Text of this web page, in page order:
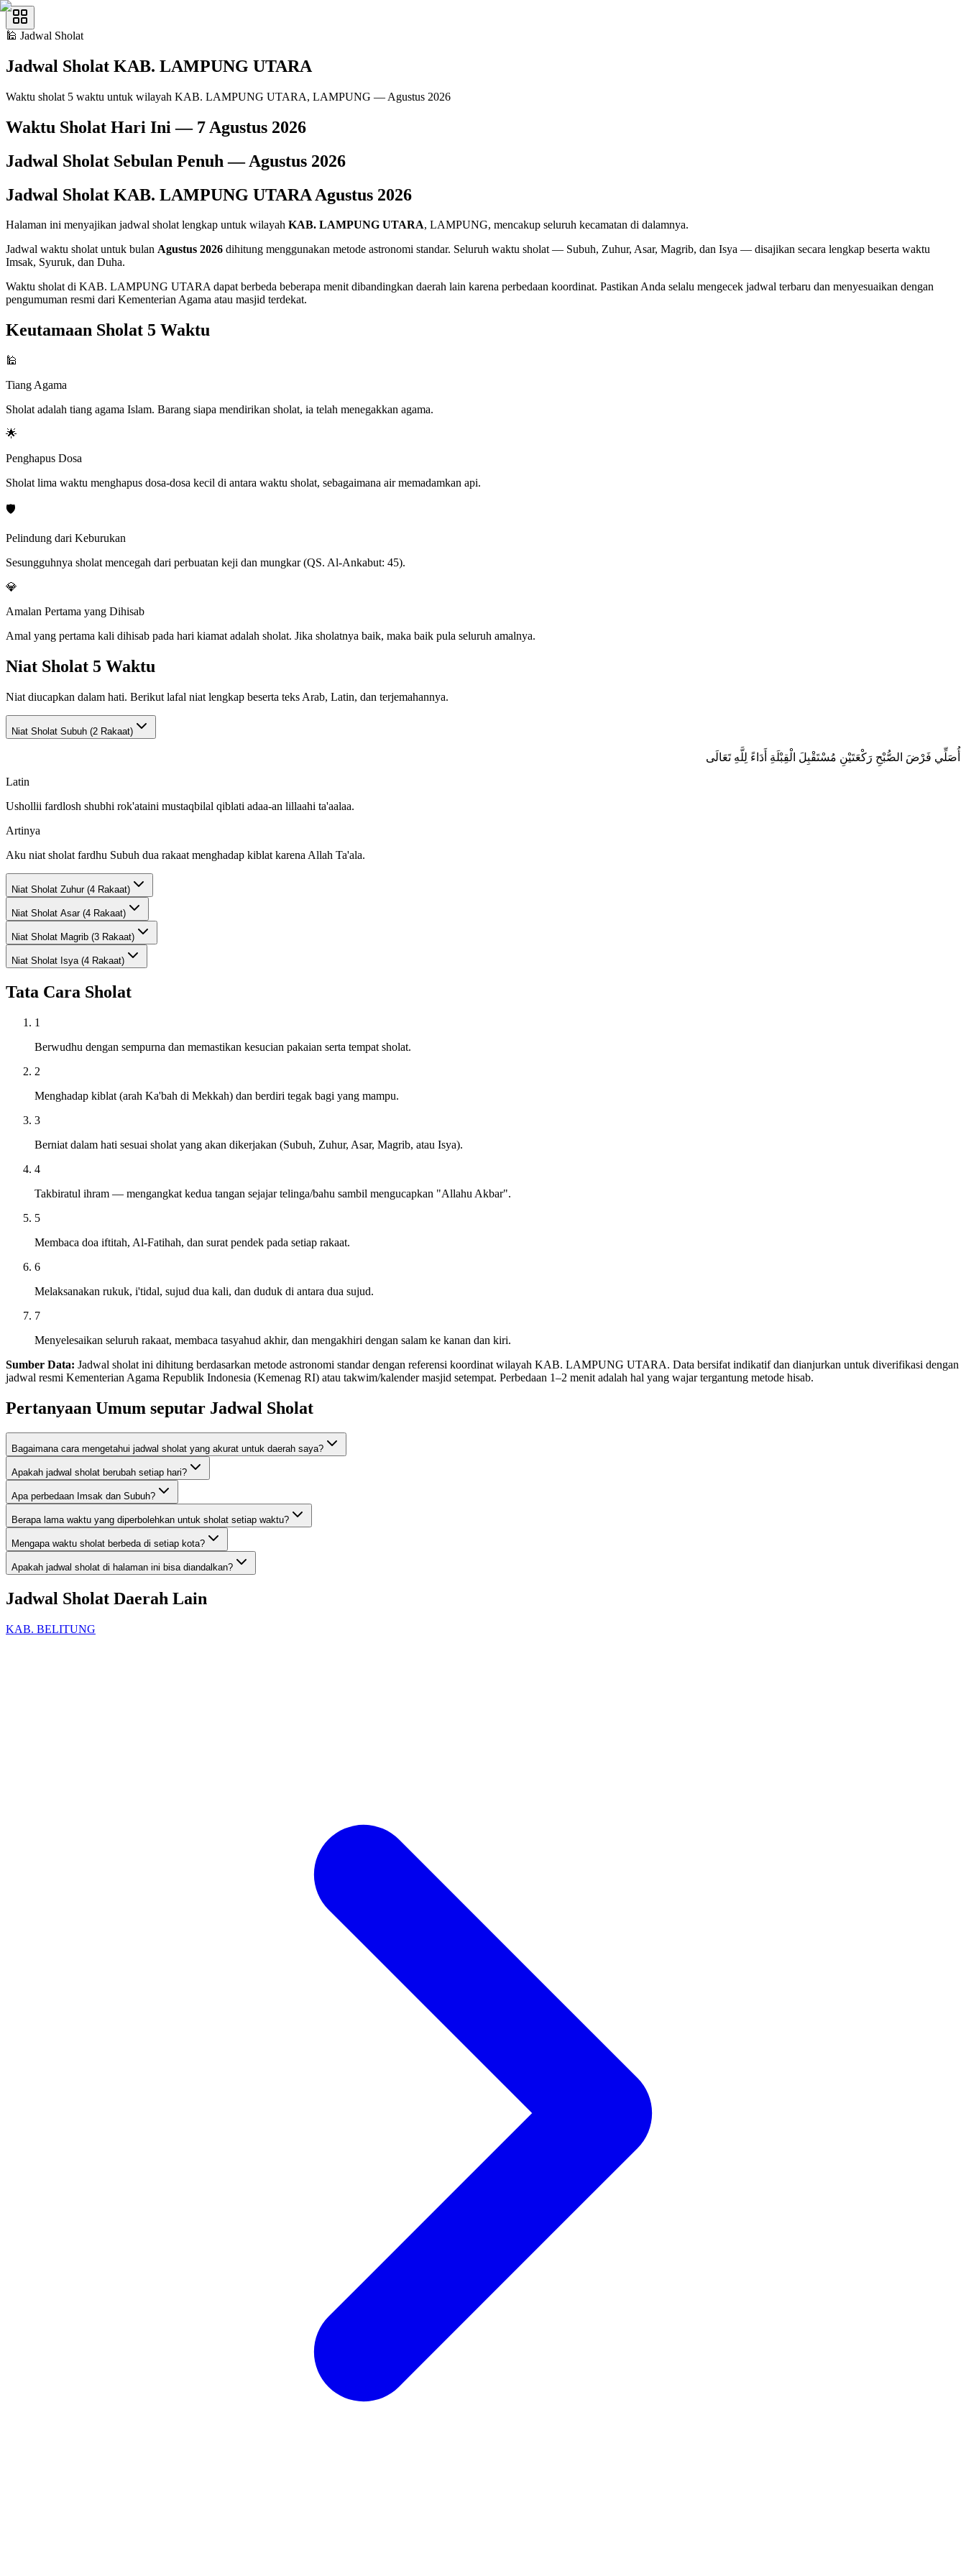
🕌 Jadwal Sholat
Jadwal Sholat KAB. LAMPUNG UTARA
Waktu sholat 5 waktu untuk wilayah KAB. LAMPUNG UTARA, LAMPUNG — Agustus 2026
Waktu Sholat Hari Ini — 7 Agustus 2026
Jadwal Sholat Sebulan Penuh — Agustus 2026
Jadwal Sholat KAB. LAMPUNG UTARA Agustus 2026
Halaman ini menyajikan jadwal sholat lengkap untuk wilayah KAB. LAMPUNG UTARA, LAMPUNG, mencakup seluruh kecamatan di dalamnya.
Jadwal waktu sholat untuk bulan Agustus 2026 dihitung menggunakan metode astronomi standar. Seluruh waktu sholat — Subuh, Zuhur, Asar, Magrib, dan Isya — disajikan secara lengkap beserta waktu
Imsak, Syuruk, dan Duha.
Waktu sholat di KAB. LAMPUNG UTARA dapat berbeda beberapa menit dibandingkan daerah lain karena perbedaan koordinat. Pastikan Anda selalu mengecek jadwal terbaru dan menyesuaikan dengan
pengumuman resmi dari Kementerian Agama atau masjid terdekat.
Keutamaan Sholat 5 Waktu
🕌
Tiang Agama
Sholat adalah tiang agama Islam. Barang siapa mendirikan sholat, ia telah menegakkan agama.
🌟
Penghapus Dosa
Sholat lima waktu menghapus dosa-dosa kecil di antara waktu sholat, sebagaimana air memadamkan api.
🛡️
Pelindung dari Keburukan
Sesungguhnya sholat mencegah dari perbuatan keji dan mungkar (QS. Al-Ankabut: 45).
💎
Amalan Pertama yang Dihisab
Amal yang pertama kali dihisab pada hari kiamat adalah sholat. Jika sholatnya baik, maka baik pula seluruh amalnya.
Niat Sholat 5 Waktu
Niat diucapkan dalam hati. Berikut lafal niat lengkap beserta teks Arab, Latin, dan terjemahannya.
Niat Sholat Subuh (2 Rakaat)
أُصَلِّي فَرْضَ الصُّبْحِ رَكْعَتَيْنِ مُسْتَقْبِلَ الْقِبْلَةِ أَدَاءً لِلَّهِ تَعَالَى
Latin
Ushollii fardlosh shubhi rok'ataini mustaqbilal qiblati adaa-an lillaahi ta'aalaa.
Artinya
Aku niat sholat fardhu Subuh dua rakaat menghadap kiblat karena Allah Ta'ala.
Niat Sholat Zuhur (4 Rakaat)
Niat Sholat Asar (4 Rakaat)
Niat Sholat Magrib (3 Rakaat)
Niat Sholat Isya (4 Rakaat)
Tata Cara Sholat
1
Berwudhu dengan sempurna dan memastikan kesucian pakaian serta tempat sholat.
2
Menghadap kiblat (arah Ka'bah di Mekkah) dan berdiri tegak bagi yang mampu.
3
Berniat dalam hati sesuai sholat yang akan dikerjakan (Subuh, Zuhur, Asar, Magrib, atau Isya).
4
Takbiratul ihram — mengangkat kedua tangan sejajar telinga/bahu sambil mengucapkan "Allahu Akbar".
5
Membaca doa iftitah, Al-Fatihah, dan surat pendek pada setiap rakaat.
6
Melaksanakan rukuk, i'tidal, sujud dua kali, dan duduk di antara dua sujud.
7
Menyelesaikan seluruh rakaat, membaca tasyahud akhir, dan mengakhiri dengan salam ke kanan dan kiri.
Sumber Data: Jadwal sholat ini dihitung berdasarkan metode astronomi standar dengan referensi koordinat wilayah KAB. LAMPUNG UTARA. Data bersifat indikatif dan dianjurkan untuk diverifikasi dengan
jadwal resmi Kementerian Agama Republik Indonesia (Kemenag RI) atau takwim/kalender masjid setempat. Perbedaan 1–2 menit adalah hal yang wajar tergantung metode hisab.
Pertanyaan Umum seputar Jadwal Sholat
Bagaimana cara mengetahui jadwal sholat yang akurat untuk daerah saya?
Apakah jadwal sholat berubah setiap hari?
Apa perbedaan Imsak dan Subuh?
Berapa lama waktu yang diperbolehkan untuk sholat setiap waktu?
Mengapa waktu sholat berbeda di setiap kota?
Apakah jadwal sholat di halaman ini bisa diandalkan?
Jadwal Sholat Daerah Lain
KAB. BELITUNG